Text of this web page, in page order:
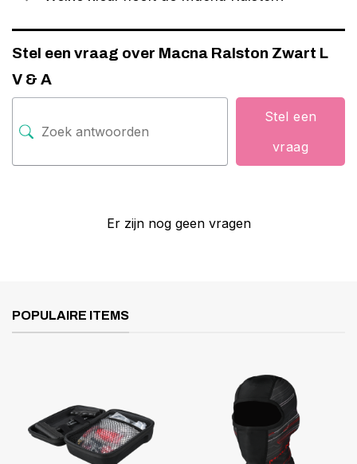
Stel een vraag over Macna Ralston Zwart L
V & A
Stel een
vraag
Er zijn nog geen vragen
POPULAIRE ITEMS